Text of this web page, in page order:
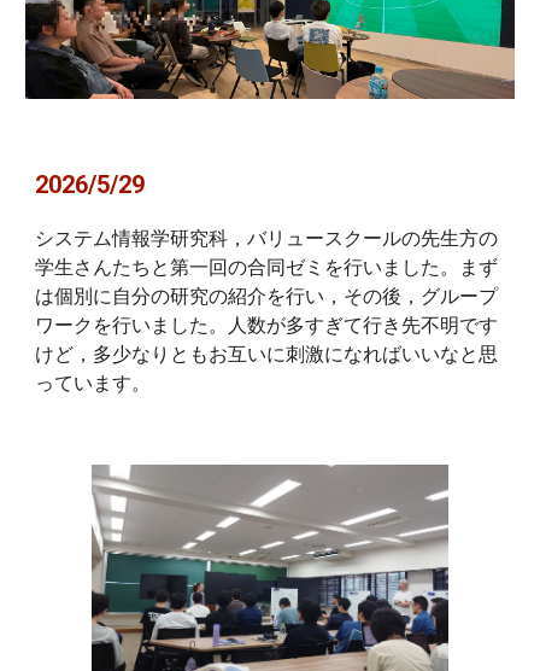
2026/5/29
システム情報学研究科，バリュースクールの先生方の
学生さんたちと第一回の合同ゼミを行いました。まず
は個別に自分の研究の紹介を行い，その後，グループ
ワークを行いました。人数が多すぎて行き先不明です
けど，多少なりともお互いに刺激になればいいなと思
っています。